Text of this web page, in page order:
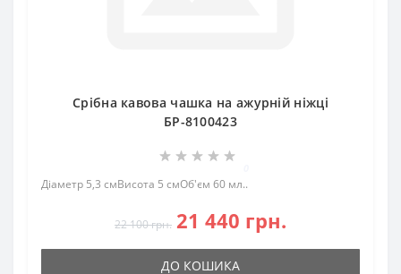
Срібна кавова чашка на ажурній ніжці
БР-8100423
Діаметр 5,3 смВисота 5 смОб'єм 60 мл..
22 100 грн. 21 440 грн.
ДО КОШИКА